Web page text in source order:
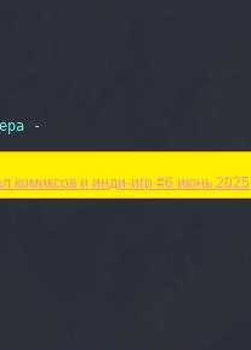
-
комиксов и инди-игр #6 июнь 2025